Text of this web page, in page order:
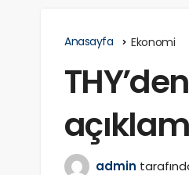
Anasayfa Ekonomi
admin